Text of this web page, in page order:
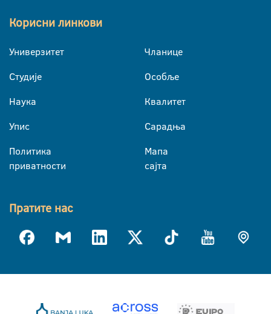
Корисни линкови
Универзитет
Студије
Наука
Упис
Политика
приватности
Чланице
Особље
Квалитет
Сарадња
Мапа
сајта
Пратите нас